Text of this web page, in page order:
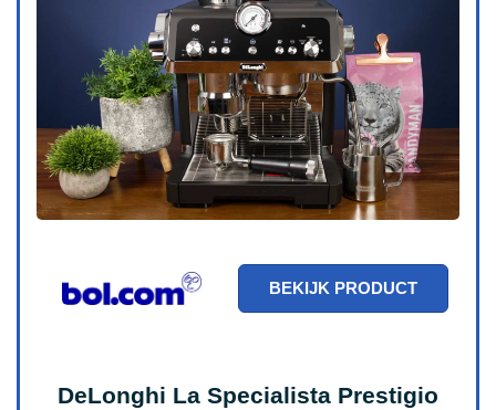
DeLonghi La Specialista Prestigio
BEKIJK PRODUCT